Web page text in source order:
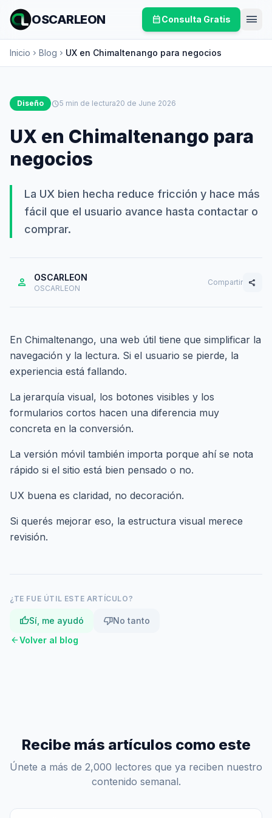
OSCARLEON calendar_monthConsulta Gratis menu
Inicio chevron_right Blog chevron_right UX en Chimaltenango para negocios
Diseño schedule5 min de lectura20 de June 2026
UX en Chimaltenango para
negocios
La UX bien hecha reduce fricción y hace más
fácil que el usuario avance hasta contactar o
comprar.
person OSCARLEON
OSCARLEON
Compartir share
En Chimaltenango, una web útil tiene que simplificar la
navegación y la lectura. Si el usuario se pierde, la
experiencia está fallando.
La jerarquía visual, los botones visibles y los
formularios cortos hacen una diferencia muy
concreta en la conversión.
La versión móvil también importa porque ahí se nota
rápido si el sitio está bien pensado o no.
UX buena es claridad, no decoración.
Si querés mejorar eso, la estructura visual merece
revisión.
¿TE FUE ÚTIL ESTE ARTÍCULO?
thumb_upSí, me ayudó thumb_downNo tanto
arrow_backVolver al blog
Recibe más artículos como este
Únete a más de 2,000 lectores que ya reciben nuestro
contenido semanal.